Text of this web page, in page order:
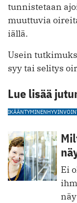
tunnistetaan
muuttuvia
iällä.
Usein
syy tai selitys
Lue lisää
IKÄÄNTYMINEN
Ei